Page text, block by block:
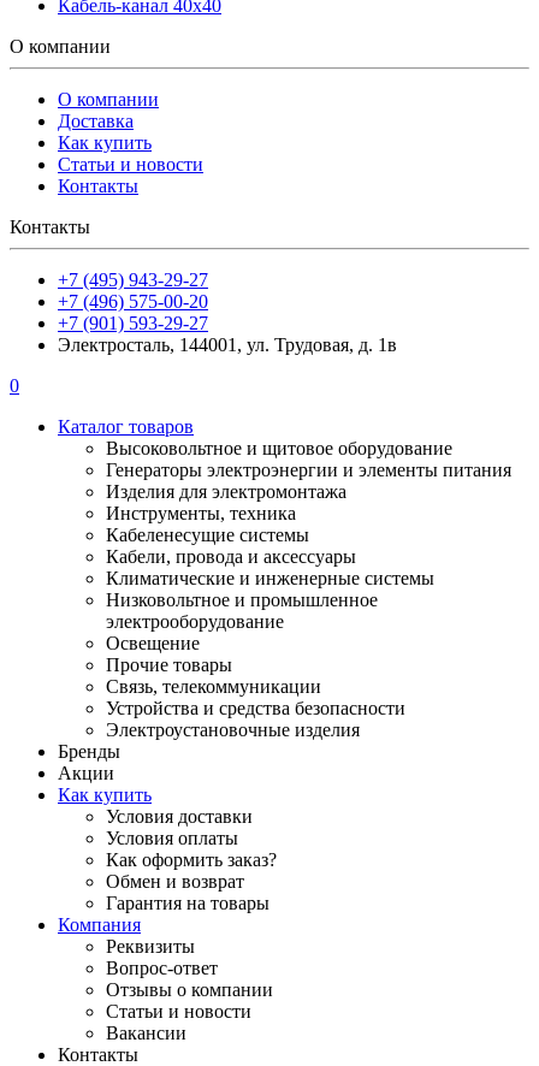
Кабель-канал 40х40
О компании
О компании
Доставка
Как купить
Статьи и новости
Контакты
Контакты
+7 (495) 943-29-27
+7 (496) 575-00-20
+7 (901) 593-29-27
Электросталь, 144001, ул. Трудовая, д. 1в
0
Каталог товаров
Высоковольтное и щитовое оборудование
Генераторы электроэнергии и элементы питания
Изделия для электромонтажа
Инструменты, техника
Кабеленесущие системы
Кабели, провода и аксессуары
Климатические и инженерные системы
Низковольтное и промышленное
электрооборудование
Освещение
Прочие товары
Связь, телекоммуникации
Устройства и средства безопасности
Электроустановочные изделия
Бренды
Акции
Как купить
Условия доставки
Условия оплаты
Как оформить заказ?
Обмен и возврат
Гарантия на товары
Компания
Реквизиты
Вопрос-ответ
Отзывы о компании
Статьи и новости
Вакансии
Контакты